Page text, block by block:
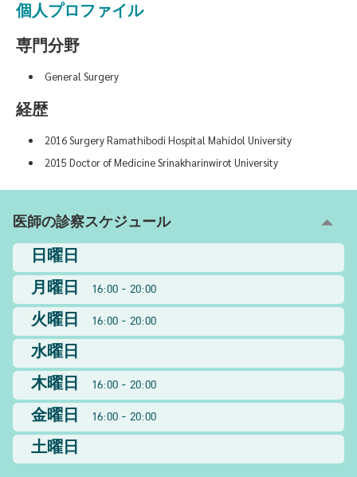
個人プロファイル
専門分野
General Surgery
経歴
2016 Surgery Ramathibodi Hospital Mahidol University
2015 Doctor of Medicine Srinakharinwirot University
医師の診察スケジュール
日曜日
月曜日
16:00 - 20:00
火曜日
16:00 - 20:00
水曜日
木曜日
16:00 - 20:00
金曜日
16:00 - 20:00
土曜日